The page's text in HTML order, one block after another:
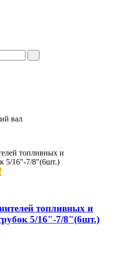
вал
топливных и
5/16"-7/8"(6шт.)